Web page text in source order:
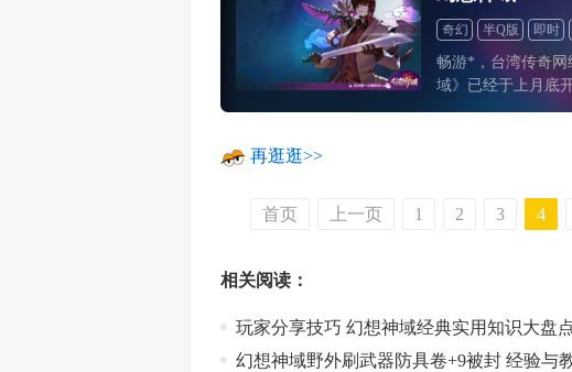
奇幻 半Q版 即时
畅游*，台湾传奇网
域》已经于上月底
在7月18日到来。
再逛逛>>
首页 上一页 1 2 3 4
相关阅读：
玩家分享技巧 幻想神域经典实用知识大盘
幻想神域野外刷武器防具卷+9被封 经验与